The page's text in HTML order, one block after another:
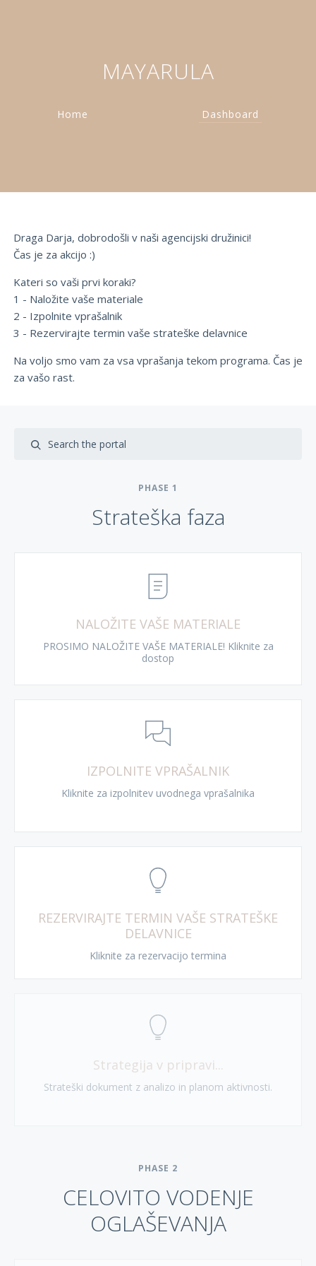
MAYARULA
Home Dashboard
Draga Darja, dobrodošli v naši agencijski družinici!
Čas je za akcijo :)
Kateri so vaši prvi koraki?
1 - Naložite vaše materiale
2 - Izpolnite vprašalnik
3 - Rezervirajte termin vaše strateške delavnice
Na voljo smo vam za vsa vprašanja tekom programa. Čas je
za vašo rast.
PHASE 1
Strateška faza
NALOŽITE VAŠE MATERIALE
PROSIMO NALOŽITE VAŠE MATERIALE! Kliknite za
dostop
IZPOLNITE VPRAŠALNIK
Kliknite za izpolnitev uvodnega vprašalnika
REZERVIRAJTE TERMIN VAŠE STRATEŠKE
DELAVNICE
Kliknite za rezervacijo termina
Strategija v pripravi...
Strateški dokument z analizo in planom aktivnosti.
PHASE 2
CELOVITO VODENJE
OGLAŠEVANJA